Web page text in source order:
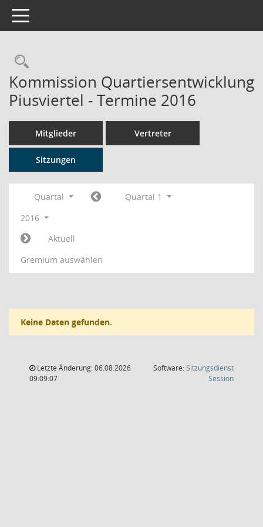
Toggle navigation
Rechercheauswahl
Kommission Quartiersentwicklung
Piusviertel - Termine 2016
Mitglieder Vertreter
Sitzungen
Quartal
Quartal 1
2016
Aktuell
Gremium auswählen
Keine Daten gefunden.
Letzte Änderung: 06.08.2026
09:09:07
Software:Sitzungsdienst
Session(Wird in